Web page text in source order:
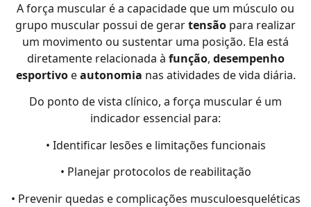
A força muscular é a capacidade que um músculo ou
grupo muscular possui de gerartensão para realizar
um movimento ou sustentar uma posição. Ela está
diretamente relacionada à função, desempenho
esportivoeautonomia nas atividades de vida diária.
Do ponto de vista clínico, a força muscular é um
indicador essencial para:
• Identificar lesões e limitações funcionais
• Planejar protocolos de reabilitação
• Prevenir quedas e complicações musculoesqueléticas